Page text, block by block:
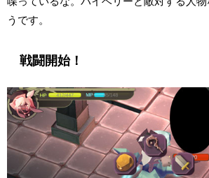
うです。
戦闘開始！